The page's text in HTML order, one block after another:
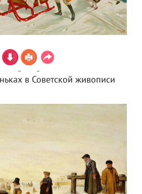
в Советской живописи